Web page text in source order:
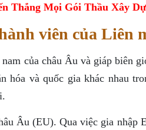
Thắng Mọi Gói Thầu Xây
viên của Liên
của châu Âu và giáp biên
hóa và quốc gia khác nhau
Âu (EU). Qua việc gia nhập